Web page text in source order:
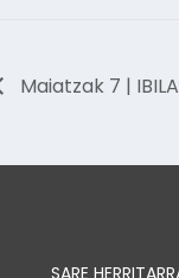
Maiatzak 7 |